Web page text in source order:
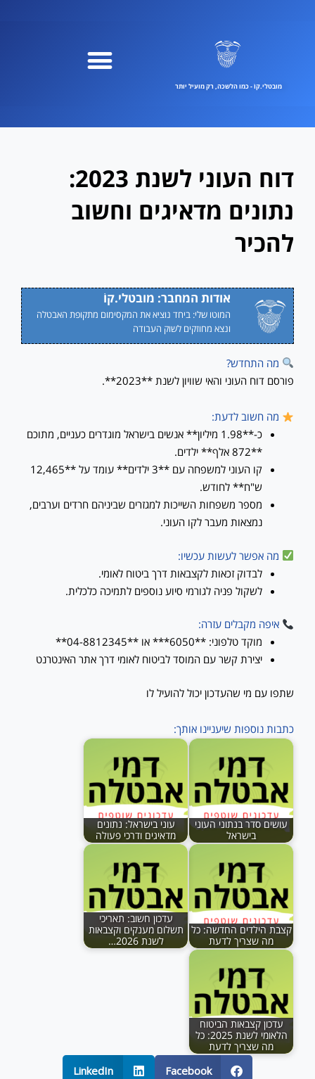
מובטלי.קוֹ - כמו הלשכה, רק מועיל יותר
דוח העוני לשנת 2023:
נתונים מדאיגים וחשוב
להכיר
אודות המחבר: מובטלי.קוֹ
המוטו שלי: ביחד נוציא את המקסימום מתקופת האבטלה
ונצא מחוזקים לשוק העבודה
מה התחדש?
פורסם דוח העוני והאי שוויון לשנת **2023**.
מה חשוב לדעת:
כ-**1.98 מיליון** אנשים בישראל מוגדרים כעניים, מתוכם
**872 אלף** ילדים.
קו העוני למשפחה עם **3 ילדים** עומד על **12,465
ש"ח** לחודש.
מספר משפחות השייכות למגזרים שביניהם חרדים וערבים,
נמצאות מעבר לקו העוני.
מה אפשר לעשות עכשיו:
לבדוק זכאות לקצבאות דרך ביטוח לאומי.
לשקול פניה לגורמי סיוע נוספים לתמיכה כלכלית.
איפה מקבלים עזרה:
מוקד טלפוני: **6050*** או **04-8812345**
יצירת קשר עם המוסד לביטוח לאומי דרך אתר האינטרנט
שתפו עם מי שהעדכון יכול להועיל לו
כתבות נוספות שיעניינו אותך:
עושים סדר בנתוני העוני
בישראל
עוני בישראל: נתונים
מדאיגים ודרכי פעולה
קצבת הילדים החדשה: כל
מה שצריך לדעת
עדכון חשוב: תאריכי
תשלום מענקים וקצבאות
לשנת 2026…
עדכון קצבאות הביטוח
הלאומי לשנת 2025: כל
מה שצריך לדעת
Facebook
LinkedIn